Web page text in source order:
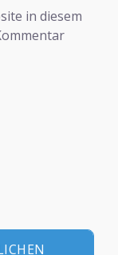
in diesem